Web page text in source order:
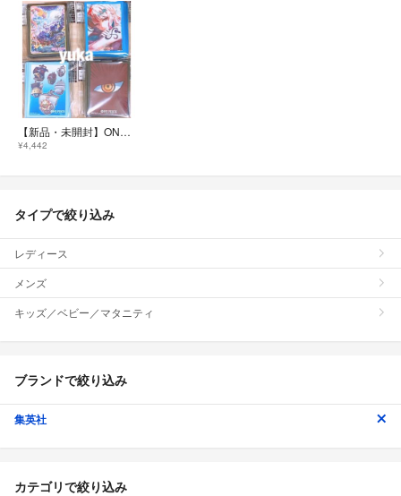
【新品・未開封】ONE PIECE ワンピースカードゲーム リミテッドエディションスリーブ vol.6 4種セット 70枚入り
¥4,442
タイプで絞り込み
レディース
メンズ
キッズ／ベビー／マタニティ
ブランドで絞り込み
集英社
カテゴリで絞り込み